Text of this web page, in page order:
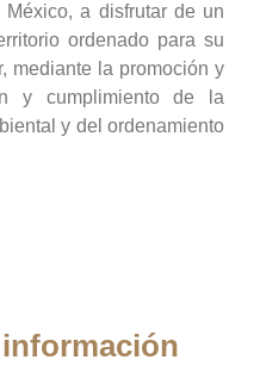
a disfrutar de un
ordenado para su
mediante la promoción y
y cumplimiento de la
y del ordenamiento